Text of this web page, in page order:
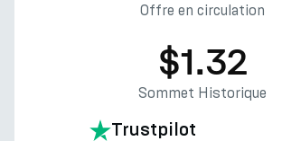
Offre en circulation
$1.32
Sommet Historique
Trustpilot